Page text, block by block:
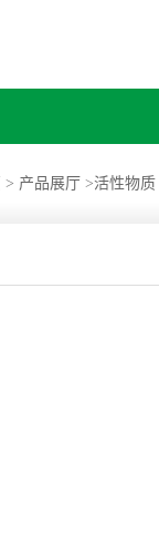
> 产品展厅 >活性物质